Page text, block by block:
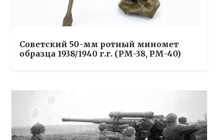
Советский 50-мм ротный миномет
образца 1938/1940 г.г. (РМ-38, РМ-40)